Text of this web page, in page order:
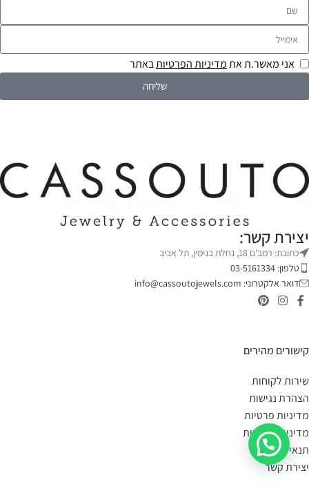
אני מאשר.ת אתמדיניות הפרטיותבאתר
שליחה
יצירת קשר:
כתובת: רמב'ם 18, נחלת בנימין, תל אביב
טלפון: 03-5161334
דואר אלקטרוני: info@cassoutojewels.com
קישורים מהירים
שירות לקוחות
הצהרת נגישות
מדיניות פרטיות
מדיניות החזרות
תנאי שימוש
יצירת קשר